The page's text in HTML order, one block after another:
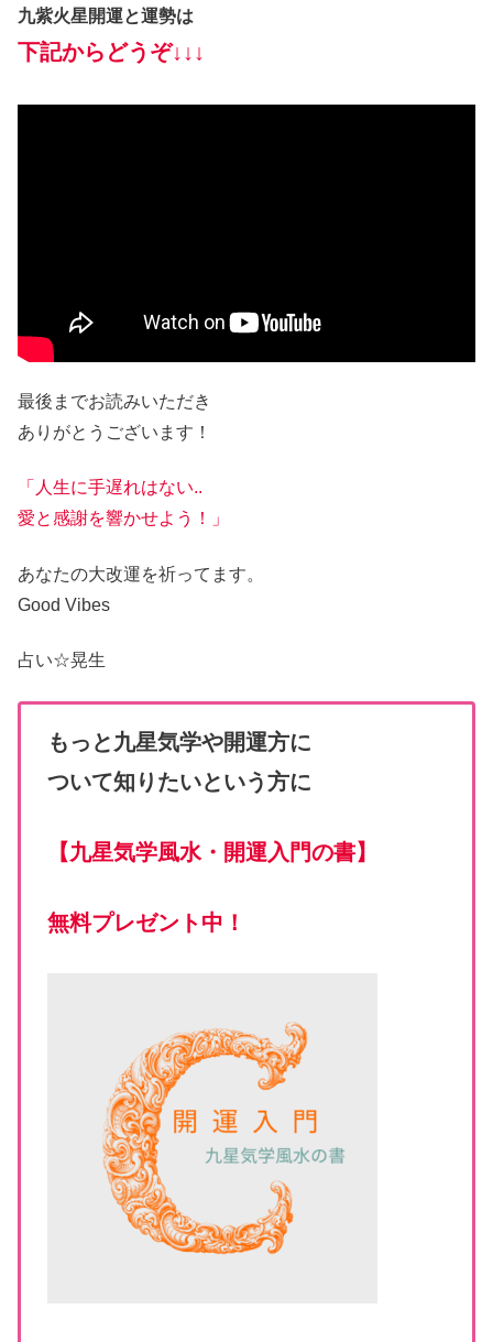
九紫火星開運と運勢は
下記からどうぞ↓↓↓
最後までお読みいただき
ありがとうございます！
「人生に手遅れはない..
愛と感謝を響かせよう！」
あなたの大改運を祈ってます。
Good Vibes
占い☆晃生
もっと九星気学や開運方に
ついて知りたいという方に
【九星気学風水・開運入門の書】
無料プレゼント中！